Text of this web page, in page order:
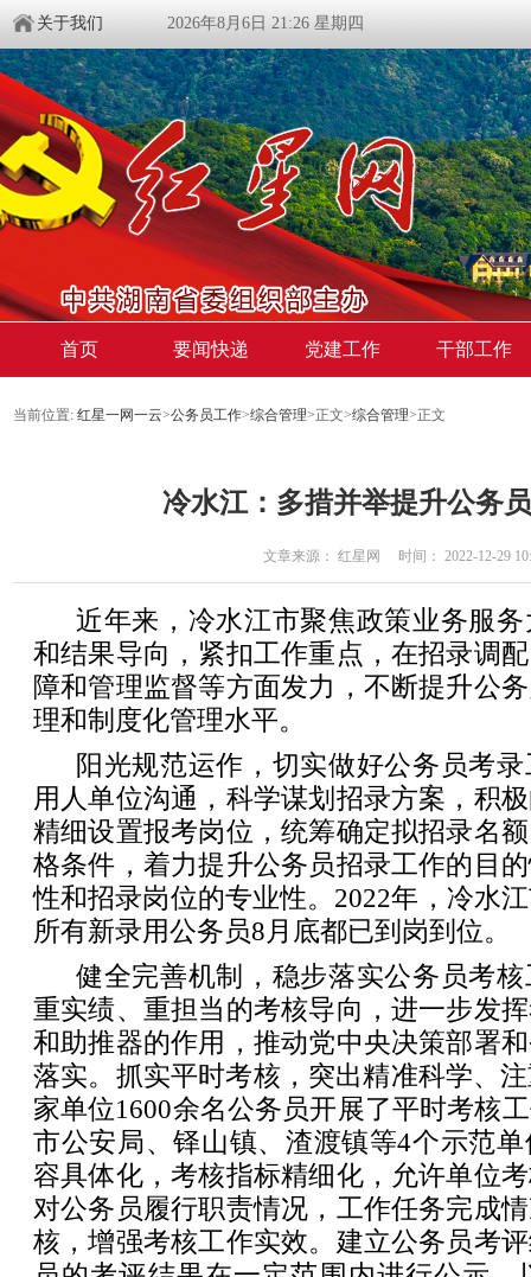
关于我们 2026年8月6日 21:26 星期四
首页 要闻快递 党建工作 干部工作
当前位置: 红星一网一云>公务员工作>综合管理>正文>综合管理>正文
冷水江：多措并举提升公务
文章来源： 红星网 时间： 2022-12-29
近年来，冷水江市聚焦政策业务服
和结果导向，紧扣工作重点，在招录调
障和管理监督等方面发力，不断提升公
理和制度化管理水平。
阳光规范运作，切实做好公务员考
用人单位沟通，科学谋划招录方案，积
精细设置报考岗位，统筹确定拟招录名
格条件，着力提升公务员招录工作的目
性和招录岗位的专业性。2022年，冷水
所有新录用公务员8月底都已到岗到位。
健全完善机制，稳步落实公务员考
重实绩、重担当的考核导向，进一步发
和助推器的作用，推动党中央决策部署
落实。抓实平时考核，突出精准科学、
家单位1600余名公务员开展了平时考核
市公安局、铎山镇、渣渡镇等4个示范
容具体化，考核指标精细化，允许单位
对公务员履行职责情况，工作任务完成
核，增强考核工作实效。建立公务员考